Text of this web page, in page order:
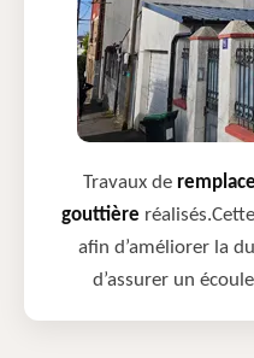
Travaux de
gouttière
afin d’améliorer la
d’assurer un